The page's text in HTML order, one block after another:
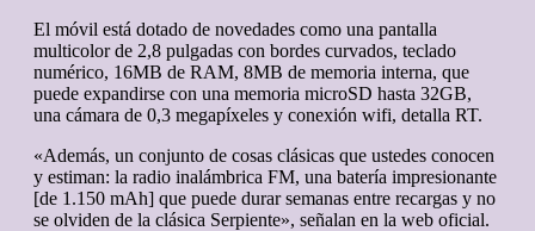
El móvil está dotado de novedades como una pantalla
multicolor de 2,8 pulgadas con bordes curvados, teclado
numérico, 16MB de RAM, 8MB de memoria interna, que
puede expandirse con una memoria microSD hasta 32GB,
una cámara de 0,3 megapíxeles y conexión wifi, detalla RT.
«Además, un conjunto de cosas clásicas que ustedes conocen
y estiman: la radio inalámbrica FM, una batería impresionante
[de 1.150 mAh] que puede durar semanas entre recargas y no
se olviden de la clásica Serpiente», señalan en la web oficial.